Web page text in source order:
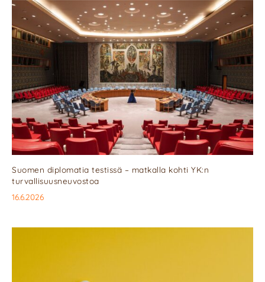
Suomen diplomatia testissä – matkalla kohti YK:n
turvallisuusneuvostoa
16.6.2026